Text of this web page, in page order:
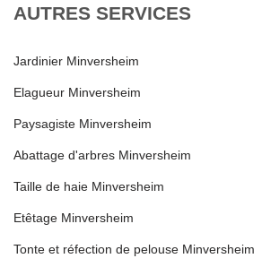
AUTRES SERVICES
Jardinier Minversheim
Elagueur Minversheim
Paysagiste Minversheim
Abattage d'arbres Minversheim
Taille de haie Minversheim
Etêtage Minversheim
Tonte et réfection de pelouse Minversheim